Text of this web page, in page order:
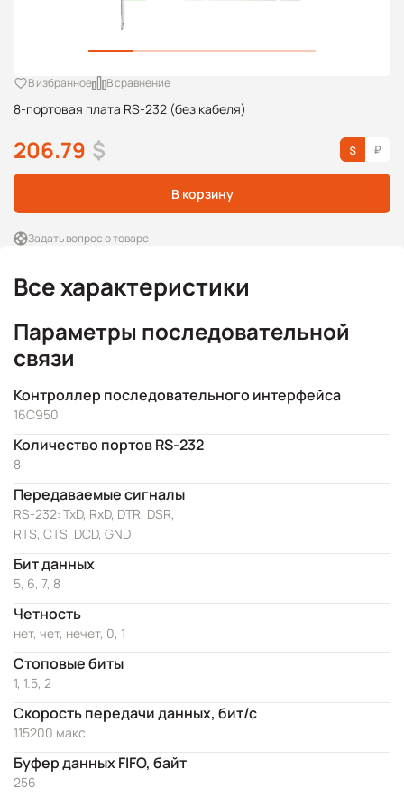
8-портовая плата RS-232 (без кабеля)
В избранное В сравнение
206.79 $
В корзину
Задать вопрос о товаре
Все характеристики
Параметры последовательной
связи
Контроллер последовательного интерфейса
16C950
Количество портов RS-232
8
Передаваемые сигналы
RS-232: TxD, RxD, DTR, DSR,
RTS, CTS, DCD, GND
Бит данных
5, 6, 7, 8
Четность
нет, чет, нечет, 0, 1
Стоповые биты
1, 1.5, 2
Скорость передачи данных, бит/с
115200 макс.
Буфер данных FIFO, байт
256